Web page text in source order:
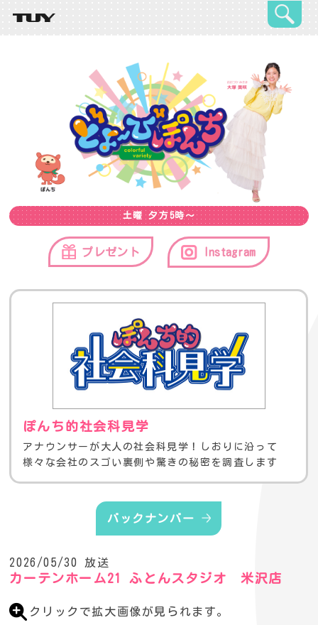
土曜 夕方5時～
プレゼント Instagram
ぽんち的社会科見学
アナウンサーが大人の社会科見学！しおりに沿って
様々な会社のスゴい裏側や驚きの秘密を調査します
バックナンバー
2026/05/30 放送
カーテンホーム21 ふとんスタジオ 米沢店
クリックで拡大画像が見られます。